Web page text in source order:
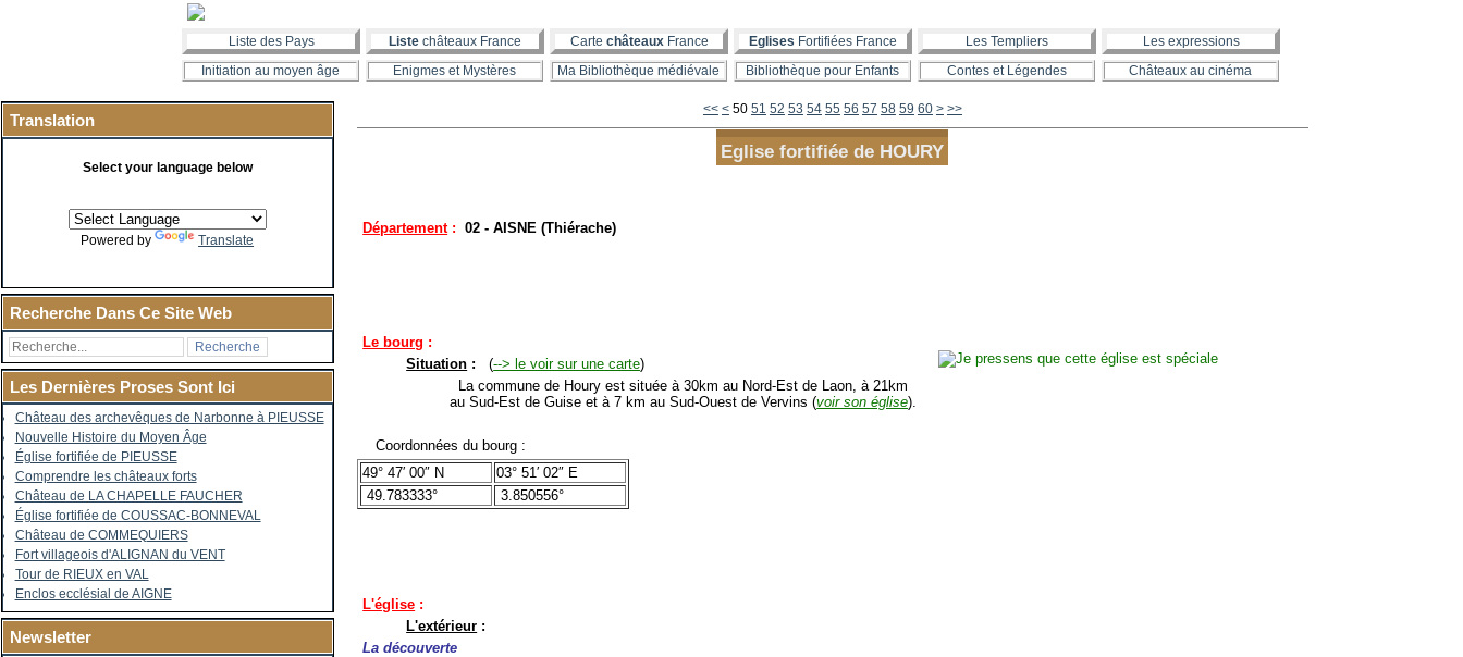
Liste des Pays Liste châteaux France Carte châteauxFrance Eglises Fortifiées France Les Templiers
Les expressions
Initiation au moyen âge
Enigmes et Mystères Ma Bibliothèque médiévale Bibliothèque pour Enfants Contes et Légendes Châteaux au cinéma
Translation
Select your language below
Powered by Translate
Recherche Dans Ce Site Web
Les Dernières Proses Sont Ici
Château des archevêques de Narbonne à PIEUSSE
Nouvelle Histoire du Moyen Âge
Église fortifiée de PIEUSSE
Comprendre les châteaux forts
Château de LA CHAPELLE FAUCHER
Église fortifiée de COUSSAC-BONNEVAL
Château de COMMEQUIERS
Fort villageois d'ALIGNAN du VENT
Tour de RIEUX en VAL
Enclos ecclésial de AIGNE
Newsletter
<< < 10
20
30
40
50 51 52 53 54 55 56 57 58 59 60 > >>
Eglise fortifiée de HOURY
Département: 02 - AISNE (Thiérache)
Le bourg :
Situation : (--> le voir sur une carte)
La commune de Houry est située à 30km au Nord-Est de Laon, à 21km
au Sud-Est de Guise et à 7 km au Sud-Ouest de Vervins (voir son église).
Coordonnées du bourg :
49° 47′ 00″ N
03° 51′ 02″ E
49.783333°
3.850556°
L'église :
L'extérieur :
La découverte